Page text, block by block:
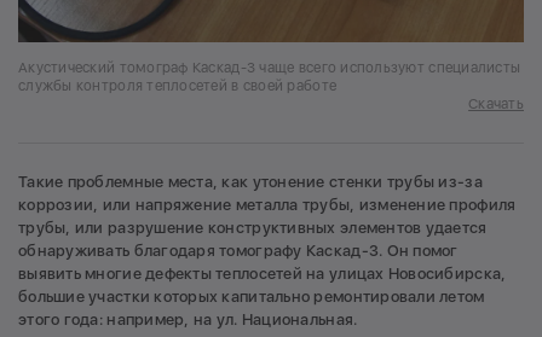
Акустический томограф Каскад-3 чаще всего используют специалисты
службы контроля теплосетей в своей работе
Скачать
Такие проблемные места, как утонение стенки трубы из-за
коррозии, или напряжение металла трубы, изменение профиля
трубы, или разрушение конструктивных элементов удается
обнаруживать благодаря томографу Каскад-3. Он помог
выявить многие дефекты теплосетей на улицах Новосибирска,
большие участки которых капитально ремонтировали летом
этого года: например, на ул. Национальная.